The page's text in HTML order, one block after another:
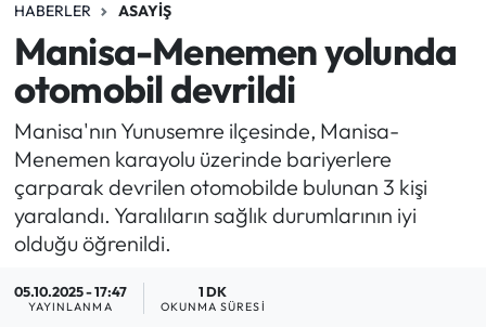
HABERLER ASAYIŞ
Manisa-Menemen yolunda
otomobil devrildi
Manisa'nın Yunusemre ilçesinde, Manisa-
Menemen karayolu üzerinde bariyerlere
çarparak devrilen otomobilde bulunan 3 kişi
yaralandı. Yaralıların sağlık durumlarının iyi
olduğu öğrenildi.
05.10.2025 - 17:47
YAYINLANMA
1 DK
OKUNMA SÜRESI
Tüm Manşetler
Son Dakika Haberleri
Haber Arşivi